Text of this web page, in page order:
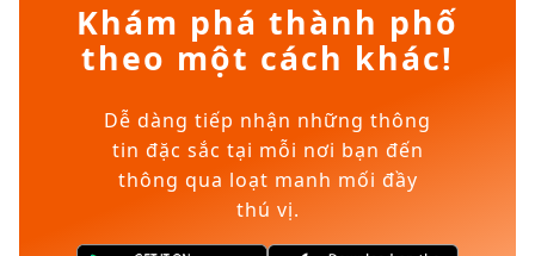
Khám phá thành phố
theo một cách khác!
Dễ dàng tiếp nhận những thông
tin đặc sắc tại mỗi nơi bạn đến
thông qua loạt manh mối đầy
thú vị.